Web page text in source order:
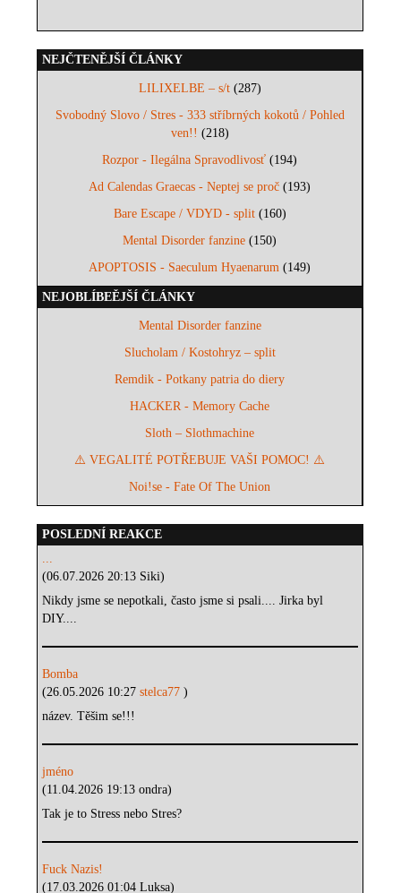
NEJČTENĚJŠÍ ČLÁNKY
LILIXELBE – s/t(287)
Svobodný Slovo / Stres - 333 stříbrných kokotů / Pohled
ven!! (218)
Rozpor - Ilegálna Spravodlivosť (194)
Ad Calendas Graecas - Neptej se proč (193)
Bare Escape / VDYD - split(160)
Mental Disorder fanzine (150)
APOPTOSIS - Saeculum Hyaenarum (149)
NEJOBLÍBEĚJŠÍ ČLÁNKY
Mental Disorder fanzine
Slucholam / Kostohryz – split
Remdik - Potkany patria do diery
HACKER - Memory Cache
Sloth – Slothmachine
⚠️ VEGALITÉ POTŘEBUJE VAŠI POMOC! ⚠️
Noi!se - Fate Of The Union
POSLEDNÍ REAKCE
...
(06.07.2026 20:13 Siki)
Nikdy jsme se nepotkali, často jsme si psali.... Jirka byl
DIY....
Bomba
(26.05.2026 10:27stelca77)
název. Těšim se!!!
jméno
(11.04.2026 19:13 ondra)
Tak je to Stress nebo Stres?
Fuck Nazis!
(17.03.2026 01:04 Luksa)